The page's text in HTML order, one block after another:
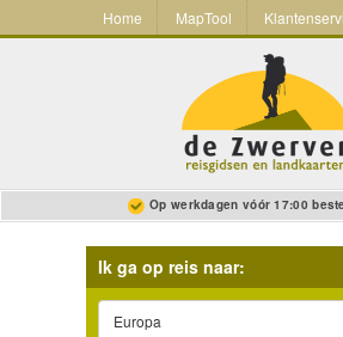
Home MapTool
Op werkdagen vóór 17:00
Ik ga op reis naar:
Europa